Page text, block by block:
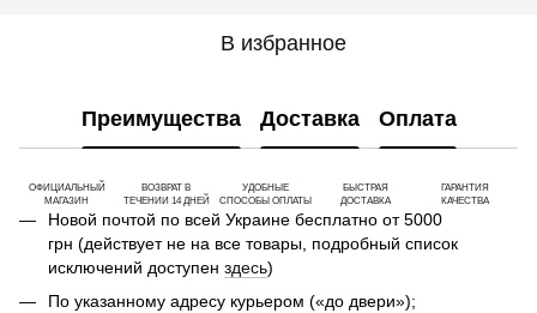
В избранное
Преимущества Доставка Оплата
ОФИЦИАЛЬНЫЙ
МАГАЗИН
ВОЗВРАТ В
ТЕЧЕНИИ 14 ДНЕЙ
УДОБНЫЕ
СПОСОБЫ ОПЛАТЫ
БЫСТРАЯ
ДОСТАВКА
ГАРАНТИЯ
КАЧЕСТВА
Новой почтой по всей Украине бесплатно от 5000
грн (действует не на все товары, подробный список
исключений доступен здесь)
По указанному адресу курьером («до двери»);